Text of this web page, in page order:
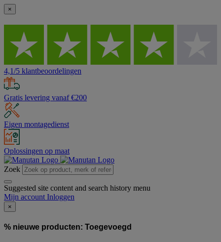
×
4,1/5 klantbeoordelingen
Gratis levering vanaf €200
Eigen montagedienst
Oplossingen op maat
Zoek
Suggested site content and search history menu
Mijn account Inloggen
×
% nieuwe producten: Toegevoegd